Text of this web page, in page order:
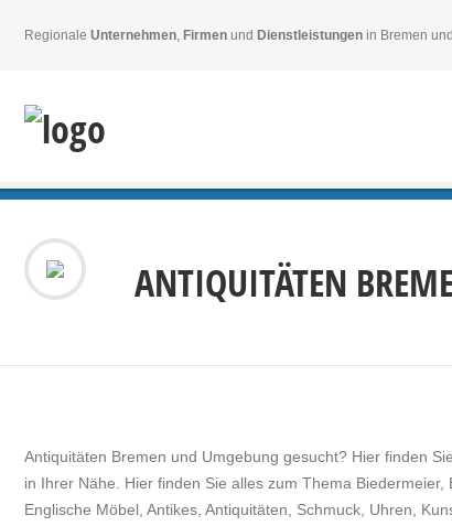
Regionale Unternehmen, Firmen und Dienstleistungen in Bremen
ANTIQUITÄTEN
Antiquitäten Bremen und Umgebung gesucht? Hier finden
in Ihrer Nähe. Hier finden Sie alles zum Thema
Englische Möbel, Antikes, Antiquitäten, Schmuck, Uhren,